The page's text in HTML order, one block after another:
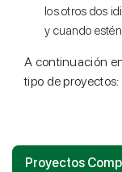
los otros dos
y cuando
A continuación
tipo de proyectos:
Proyectos